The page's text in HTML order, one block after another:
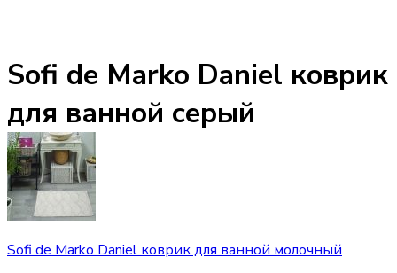
Sofi de Marko Daniel коврик
для ванной серый
Sofi de Marko Daniel коврик для ванной молочный